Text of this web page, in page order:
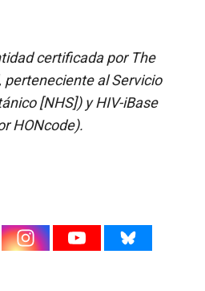
certificada por The
al Servicio
[NHS]) y HIV-iBase
HONcode).